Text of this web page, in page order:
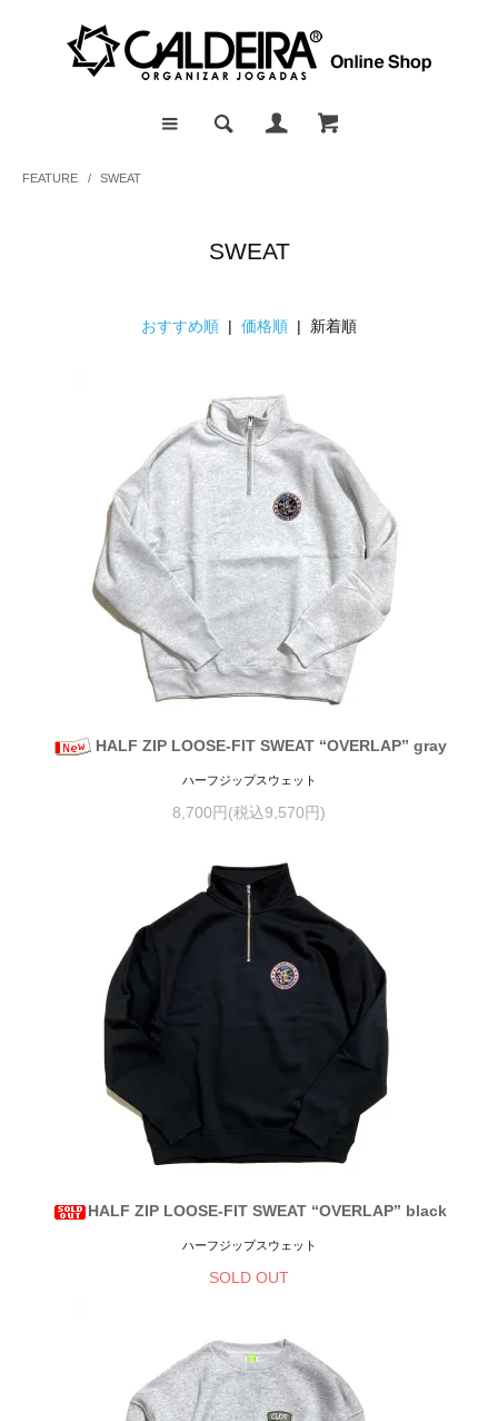
FEATURE / SWEAT
SWEAT
おすすめ順 | 価格順 | 新着順
HALF ZIP LOOSE-FIT SWEAT “OVERLAP” gray
ハーフジップスウェット
8,700円(税込9,570円)
HALF ZIP LOOSE-FIT SWEAT “OVERLAP” black
ハーフジップスウェット
SOLD OUT